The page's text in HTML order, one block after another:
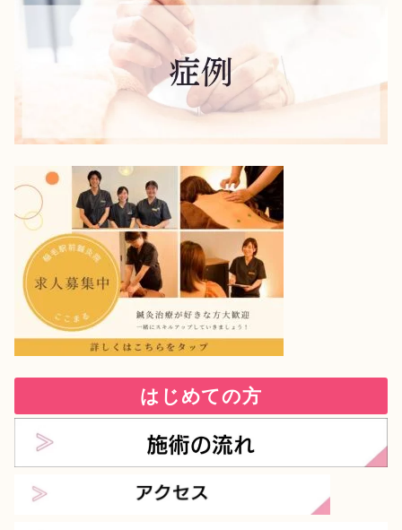
はじめての方